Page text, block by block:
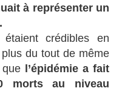
à représenter un
crédibles en
du tout de même
que
l’épidémie a fait
morts au niveau